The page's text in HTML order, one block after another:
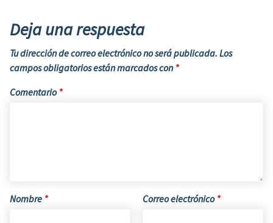
Deja una respuesta
Tu dirección de correo electrónico no será publicada. Los
campos obligatorios están marcados con *
Comentario *
Nombre * Correo electrónico *